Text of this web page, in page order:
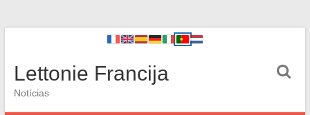
Lettonie Francija
Notícias